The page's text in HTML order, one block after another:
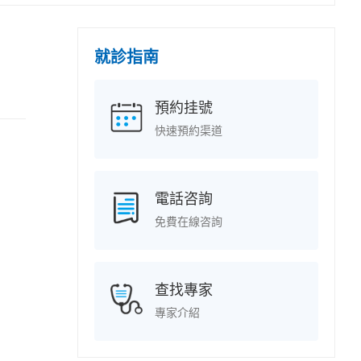
就診指南
預約挂號
快速預約渠道
電話咨詢
免費在線咨詢
查找專家
專家介紹